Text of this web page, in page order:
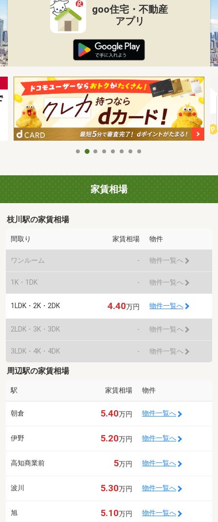
goo住宅・不動産
アプリ
家賃相場
枝川駅の家賃相場
間取り 家賃相場 物件
ワンルーム - 物件一覧へ
1K・1DK - 物件一覧へ
1LDK・2K・2DK 4.40万円 物件一覧へ
2LDK・3K・3DK - 物件一覧へ
3LDK・4K・4DK - 物件一覧へ
周辺駅の家賃相場
駅 家賃相場 物件
朝倉 5.40万円 物件一覧へ
伊野 5.20万円 物件一覧へ
高知商業前 5万円 物件一覧へ
波川 5.30万円 物件一覧へ
旭 5.10万円 物件一覧へ